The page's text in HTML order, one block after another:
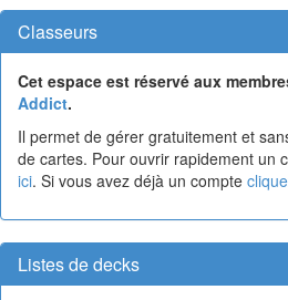
Classeurs
Cet espace est réservé aux
Addict.
Il permet de gérer gratuitement et
de cartes. Pour ouvrir rapidement un
ici. Si vous avez déjà un compte
Listes de decks